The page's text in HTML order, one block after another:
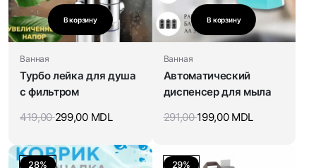
В корзину
Ванная
Турбо лейка для душа
с фильтром
419,00299,00 MDL
В корзину
Ванная
Автоматический
диспенсер для мыла
291,00199,00 MDL
28% 29%